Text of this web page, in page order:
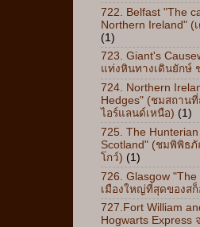
722. Belfast "The
Northern Ireland" (
(1)
723. Giant's
แท่งหินทางเดินยักษ์
724. Northern
Hedges" (ชมสถาน
ไอร์แลนด์เหนือ) (1)
725. The
Scotland" (ชมพิพิธ
โกว์) (1)
726. Glasgow
เมืองใหญ่ที่สุดของส
727.Fort William
Hogwarts Express